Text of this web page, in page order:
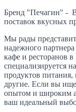
Бренд "Печагин" -
поставок вкусных
Мы рады
надежного
кафе и ресторанов
специализируется
продуктов питания,
другие. Если вы
опытом и широким
ваш идеальный